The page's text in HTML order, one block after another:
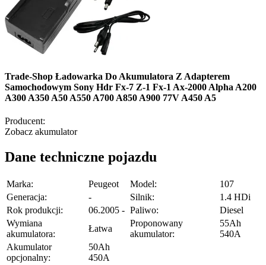
Trade-Shop Ładowarka Do Akumulatora Z Adapterem
Samochodowym Sony Hdr Fx-7 Z-1 Fx-1 Ax-2000 Alpha A200
A300 A350 A50 A550 A700 A850 A900 77V A450 A5
Producent:
Zobacz akumulator
Dane techniczne pojazdu
Marka: Peugeot Model:
107
Generacja:
- Silnik:
1.4 HDi
Rok produkcji:
06.2005 - Paliwo:
Diesel
Wymiana
akumulatora:
Łatwa
Proponowany
akumulator:
55Ah
540A
Akumulator
opcjonalny:
50Ah
450A